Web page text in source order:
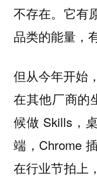
不存在。它有
品类的能量，
但从今年开始
在其他厂商的
候做 Skills，
端，Chrome
在行业节拍上